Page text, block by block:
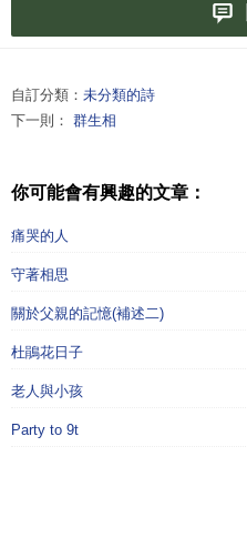
自訂分類： 未分類的詩
下一則： 群生相
你可能會有興趣的文章：
痛哭的人
守著相思
關於父親的記憶(補述二)
杜鵑花日子
老人與小孩
Party to 9t